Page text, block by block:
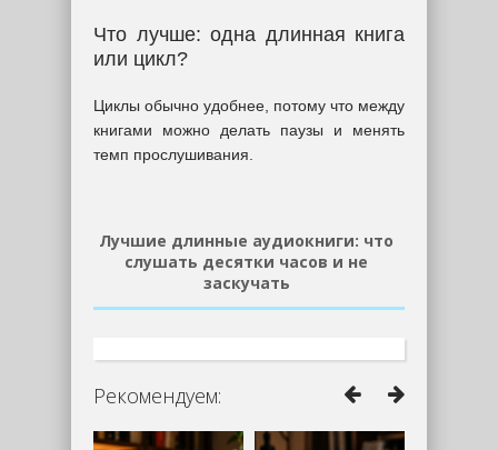
Что лучше: одна длинная книга
или цикл?
Циклы обычно удобнее, потому что между
книгами можно делать паузы и менять
темп прослушивания.
Лучшие длинные аудиокниги: что
слушать десятки часов и не
заскучать
Рекомендуем: